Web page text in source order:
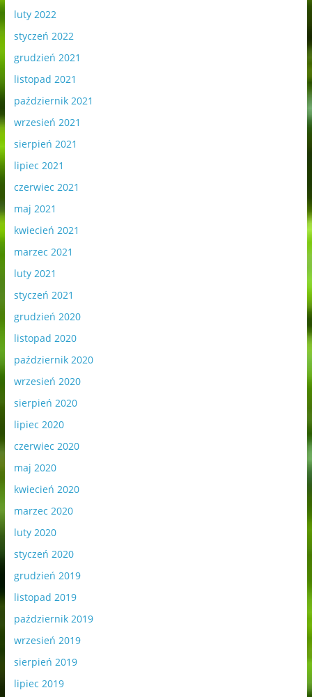
luty 2022
styczeń 2022
grudzień 2021
listopad 2021
październik 2021
wrzesień 2021
sierpień 2021
lipiec 2021
czerwiec 2021
maj 2021
kwiecień 2021
marzec 2021
luty 2021
styczeń 2021
grudzień 2020
listopad 2020
październik 2020
wrzesień 2020
sierpień 2020
lipiec 2020
czerwiec 2020
maj 2020
kwiecień 2020
marzec 2020
luty 2020
styczeń 2020
grudzień 2019
listopad 2019
październik 2019
wrzesień 2019
sierpień 2019
lipiec 2019